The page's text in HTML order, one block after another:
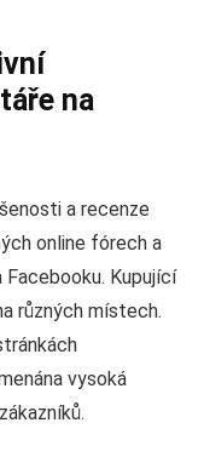
na
a recenze
online fórech a
Kupující
různých místech.
vysoká